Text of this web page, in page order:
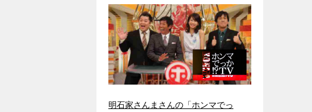
明石家さんまさんの「ホンマでっ